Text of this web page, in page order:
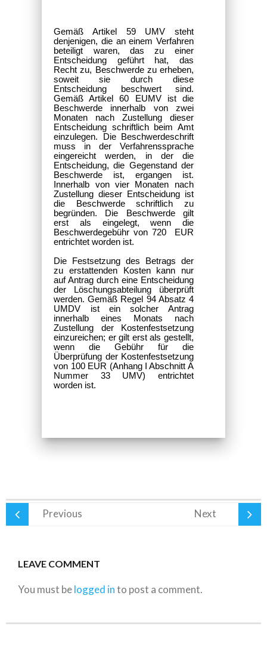
Gemäß Artikel 59 UMV steht
denjenigen, die an einem Verfahren
beteiligt waren, das zu einer
Entscheidung geführt hat, das
Recht zu, Beschwerde zu erheben,
soweit sie durch diese
Entscheidung beschwert sind.
Gemäß Artikel 60 EUMV ist die
Beschwerde innerhalb von zwei
Monaten nach Zustellung dieser
Entscheidung schriftlich beim Amt
einzulegen. Die Beschwerdeschrift
muss in der Verfahrenssprache
eingereicht werden, in der die
Entscheidung, die Gegenstand der
Beschwerde ist, ergangen ist.
Innerhalb von vier Monaten nach
Zustellung dieser Entscheidung ist
die Beschwerde schriftlich zu
begründen. Die Beschwerde gilt
erst als eingelegt, wenn die
Beschwerdegebühr von 720 EUR
entrichtet worden ist.
Die Festsetzung des Betrags der
zu erstattenden Kosten kann nur
auf Antrag durch eine Entscheidung
der Löschungsabteilung überprüft
werden. Gemäß Regel 94 Absatz 4
UMDV ist ein solcher Antrag
innerhalb eines Monats nach
Zustellung der Kostenfestsetzung
einzureichen; er gilt erst als gestellt,
wenn die Gebühr für die
Überprüfung der Kostenfestsetzung
von 100 EUR (Anhang I Abschnitt A
Nummer 33 UMV) entrichtet
worden ist.
Previous Next
LEAVE COMMENT
You must belogged into post a comment.